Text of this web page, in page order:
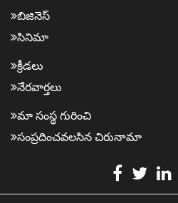
బిజినెస్
సినిమా
క్రీడ‌లు
నేర‌వార్త‌లు
మా సంస్థ గురించి
సంప్ర‌దించవ‌ల‌సిన‌ చిరునామా